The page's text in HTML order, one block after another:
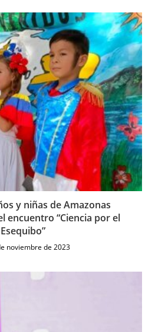
y niñas de Amazonas
encuentro “Ciencia por el
Esequibo”
noviembre de 2023